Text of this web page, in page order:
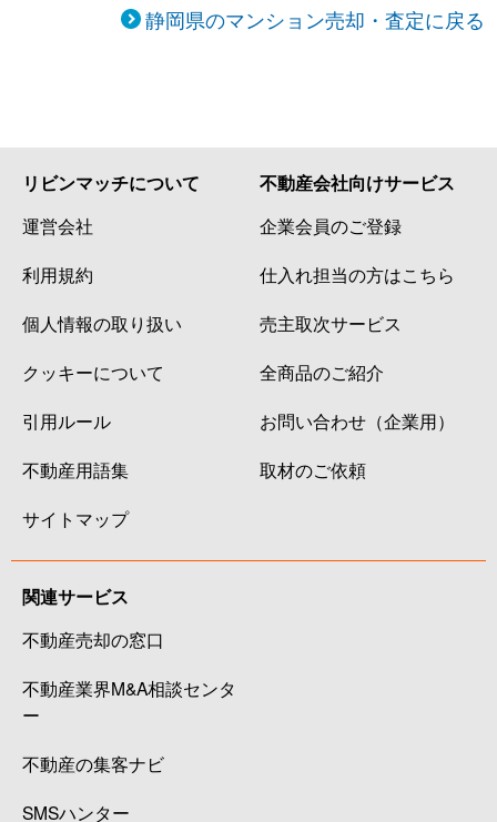
静岡県のマンション売却・査定に戻る
リビンマッチについて
運営会社
利用規約
個人情報の取り扱い
クッキーについて
引用ルール
不動産用語集
サイトマップ
不動産会社向けサービス
企業会員のご登録
仕入れ担当の方はこちら
売主取次サービス
全商品のご紹介
お問い合わせ（企業用）
取材のご依頼
関連サービス
不動産売却の窓口
不動産業界M&A相談センタ
ー
不動産の集客ナビ
SMSハンター